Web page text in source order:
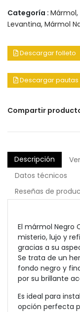
Categoría : Mármol,
Levantina, Mármol
Descargar folleto
Descargar
Compartir
Descripción
Datos técnicos
Reseñas de
El mármol Negro
misterio, lujo y
gracias a su
Se trata de un
fondo negro y
por su brillante
Es ideal para
opción perfecta